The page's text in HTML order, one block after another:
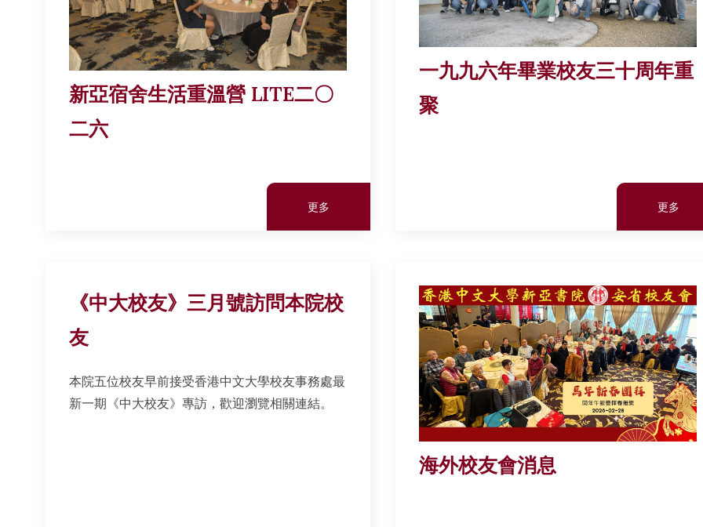
新亞宿舍生活重溫營 LITE二〇
二六
更多
一九九六年畢業校友三十周年重
聚
更多
《中大校友》三月號訪問本院校
友
本院五位校友早前接受香港中文大學校友事務處最
新一期《中大校友》專訪，歡迎瀏覽相關連結。
海外校友會消息